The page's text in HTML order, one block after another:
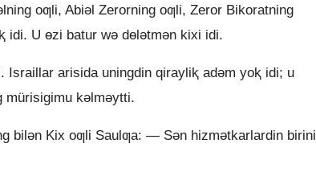
oƣli, Abiǝl Zerorning oƣli, Zeror Bikoratning
idi. U ɵzi batur wǝ dɵlǝtmǝn kixi idi.
arisida uningdin qirayliⱪ adǝm yoⱪ idi; u
mürisigimu kǝlmǝytti.
bilǝn Kix oƣli Saulƣa: — Sǝn hizmǝtkarlardin birini